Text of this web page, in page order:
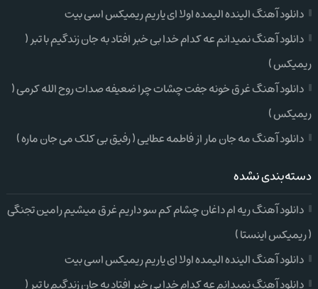
دانلود آهنگ الینده الیمده اولا ای یاریم ریمیکس اسی بیت
دانلود آهنگ نمیدانم عه کدام خدا بی خبر افتاد به جان زندگیم با تبر (
ریمیکس )
دانلود آهنگ غرق خونه جفت چشات چرا ضعیفه صدات روح الله کرمی (
ریمیکس )
دانلود آهنگ مه جان مار از فاطمه عطایی ( رفیق بی کلک می جان ماره )
دسته‌بندی نشده
دانلود آهنگ ریه ام داغان چشام کم سو داریم غرق میشیم رامین تجنگی
( ریمیکس اینستا )
دانلود آهنگ الینده الیمده اولا ای یاریم ریمیکس اسی بیت
دانلود آهنگ نمیدانم عه کدام خدا بی خبر افتاد به جان زندگیم با تبر (